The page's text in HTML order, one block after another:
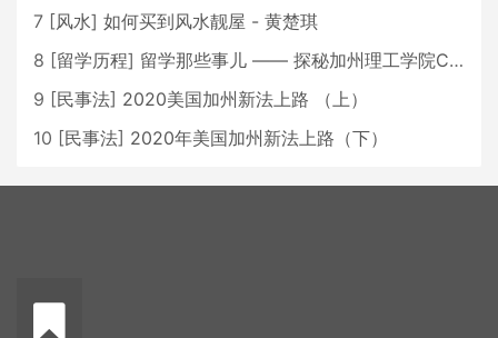
7 [风水] 如何买到风水靓屋 - 黄楚琪
8 [留学历程] 留学那些事儿 —— 探秘加州理工学院Caltech博士生活 [上集]
9 [民事法] 2020美国加州新法上路 （上）
10 [民事法] 2020年美国加州新法上路（下）